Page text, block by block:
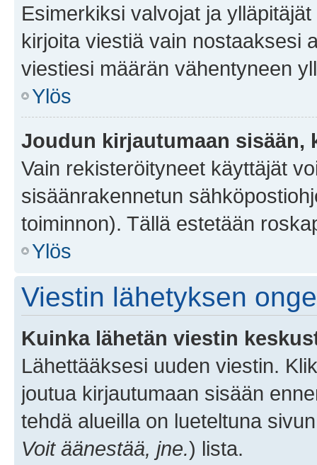
Esimerkiksi valvojat ja
kirjoita viestiä vain nostaaksesi
viestiesi määrän vähentyneen
Ylös
Joudun kirjautumaan sisään,
Vain rekisteröityneet käyttäjät
sisäänrakennetun
toiminnon). Tällä estetään
Ylös
Viestin lähetyksen
Kuinka lähetän viestin
Lähettääksesi uuden viestin.
joutua kirjautumaan sisään
tehdä alueilla on lueteltuna
Voit äänestää, jne.) lista.